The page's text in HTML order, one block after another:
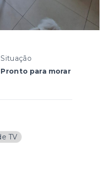
Situação
Pronto para morar
TV